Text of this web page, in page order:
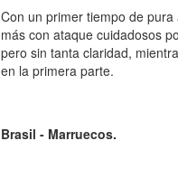
Con un primer tiempo de
más con ataque cuidadosos
pero sin tanta claridad,
en la primera parte.
Brasil - Marruecos.